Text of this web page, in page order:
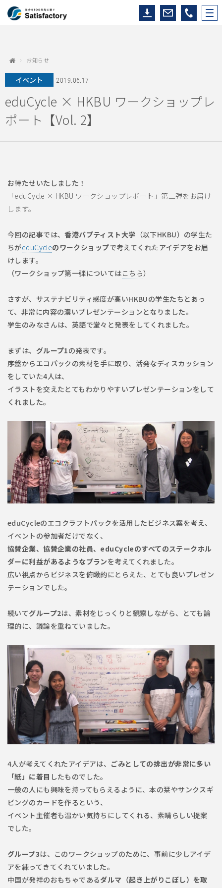
お知らせ
イベント 2019.06.17
eduCycle × HKBU ワークショップレ
ポート【Vol. 2】
お待たせいたしました！
「eduCycle × HKBU ワークショップレポート」第二弾をお届け
します。
今回の記事では、香港バプティスト大学 （以下HKBU）の学生た
ちがeduCycleのワークショップで考えてくれたアイデアをお届
けします。
（ワークショップ第一弾についてはこちら）
さすが、サステナビリティ感度が高いHKBUの学生たちとあっ
て、非常に内容の濃いプレゼンテーションとなりました。
学生のみなさんは、英語で堂々と発表をしてくれました。
まずは、 グループ1の発表です。
序盤からエコパックの素材を手に取り、活発なディスカッション
をしていた4人は、
イラストを交えたとてもわかりやすいプレゼンテーションをして
くれました。
eduCycleのエコクラフトパックを活用したビジネス案を考え、
イベントの参加者だけでなく、
協賛企業、協賛企業の社員、eduCycleのすべてのステークホル
ダーに利益があるようなプランを考えてくれました。
広い視点からビジネスを俯瞰的にとらえた、とても良いプレゼン
テーションでした。
続いてグループ2は、素材をじっくりと観察しながら、とても論
理的に、議論を重ねていました。
4人が考えてくれたアイデアは、 ごみとしての排出が非常に多い
「紙」に着目 したものでした。
一般の人にも興味を持ってもらえるように、本の栞やサンクスギ
ビングのカードを作るという、
イベント主催者も温かい気持ちにしてくれる、素晴らしい提案
でした。
グループ3は、このワークショップのために、事前に少しアイデ
アを練ってきてくれていました。
中国が発祥のおもちゃであるダルマ（起き上がりこぼし）を取